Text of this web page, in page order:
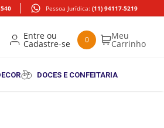
Pessoa Jurídica: (11) 94117-5219
0
DOCES E CONFEITARIA